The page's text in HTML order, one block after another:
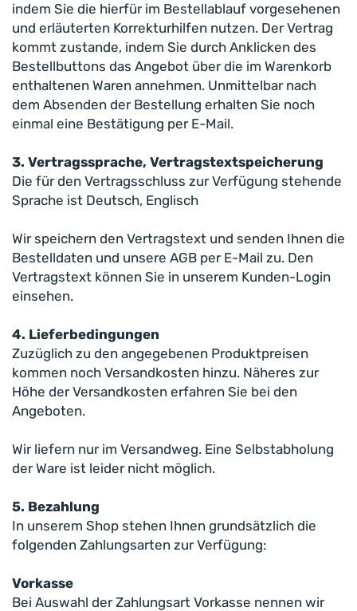
indem Sie die hierfür im Bestellablauf vorgesehenen
und erläuterten Korrekturhilfen nutzen. Der Vertrag
kommt zustande, indem Sie durch Anklicken des
Bestellbuttons das Angebot über die im Warenkorb
enthaltenen Waren annehmen. Unmittelbar nach
dem Absenden der Bestellung erhalten Sie noch
einmal eine Bestätigung per E-Mail.
3. Vertragssprache, Vertragstextspeicherung
Die für den Vertragsschluss zur Verfügung stehende
Sprache ist Deutsch, Englisch
Wir speichern den Vertragstext und senden Ihnen die
Bestelldaten und unsere AGB per E-Mail zu. Den
Vertragstext können Sie in unserem Kunden-Login
einsehen.
4. Lieferbedingungen
Zuzüglich zu den angegebenen Produktpreisen
kommen noch Versandkosten hinzu. Näheres zur
Höhe der Versandkosten erfahren Sie bei den
Angeboten.
Wir liefern nur im Versandweg. Eine Selbstabholung
der Ware ist leider nicht möglich.
5. Bezahlung
In unserem Shop stehen Ihnen grundsätzlich die
folgenden Zahlungsarten zur Verfügung:
Vorkasse
Bei Auswahl der Zahlungsart Vorkasse nennen wir